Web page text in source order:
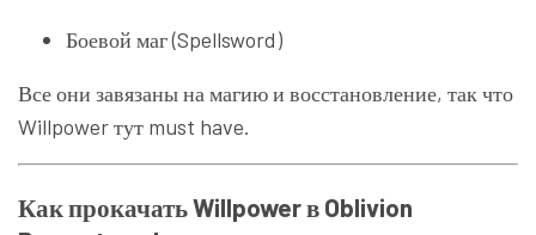
Боевой маг (Spellsword)
Все они завязаны на магию и восстановление, так что
Willpower тут must have.
Как прокачать Willpower в Oblivion